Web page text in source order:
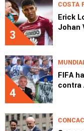
3
COSTA
Erick
Johan
4
FIFA
contra